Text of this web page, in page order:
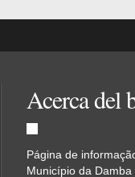
Acerca del
Página de
Município da